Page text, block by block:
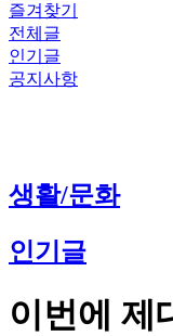
즐겨찾기
전체글
인기글
공지사항
생활/문화
인기글
이번에 제